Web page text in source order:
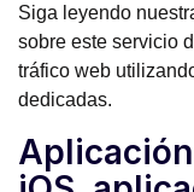
Siga leyendo
sobre este servicio
tráfico web
dedicadas.